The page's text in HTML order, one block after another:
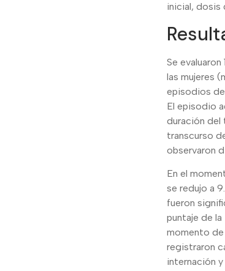
inicial, dosis
Se
las mujeres
episodios de
El episodio
duración del
transcurso
observaron
En el
se redujo a
fueron
puntaje de
momento de
registraron
internación